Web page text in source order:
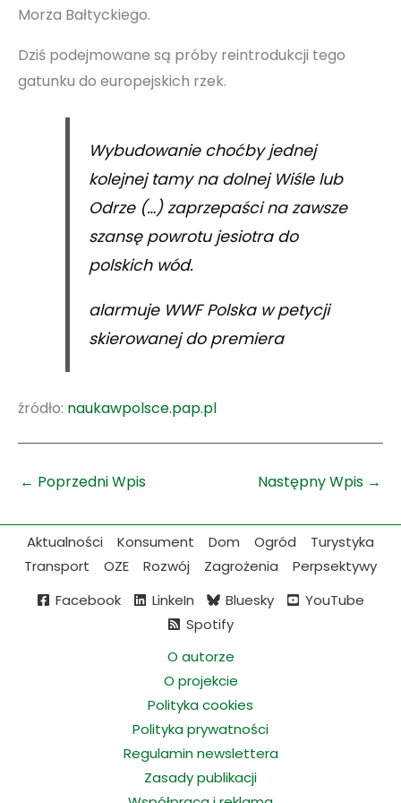
Morza Bałtyckiego.
Dziś podejmowane są próby reintrodukcji tego
gatunku do europejskich rzek.
Wybudowanie choćby jednej
kolejnej tamy na dolnej Wiśle lub
Odrze (…) zaprzepaści na zawsze
szansę powrotu jesiotra do
polskich wód.
alarmuje WWF Polska w petycji
skierowanej do premiera
źródło: naukawpolsce.pap.pl
← Poprzedni Wpis Następny Wpis →
Aktualności Konsument Dom Ogród
Turystyka
Transport
OZE Rozwój Zagrożenia
Perpsektywy
Facebook
LinkeIn Bluesky
YouTube
Spotify
O autorze
O projekcie
Polityka cookies
Polityka prywatności
Regulamin newslettera
Zasady publikacji